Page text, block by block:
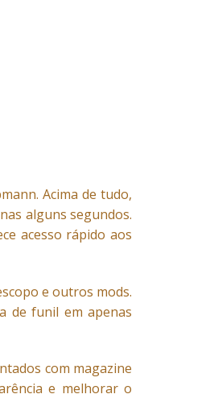
Acima de tudo,
alguns segundos.
acesso rápido aos
e outros mods.
de funil em apenas
com magazine
e melhorar o